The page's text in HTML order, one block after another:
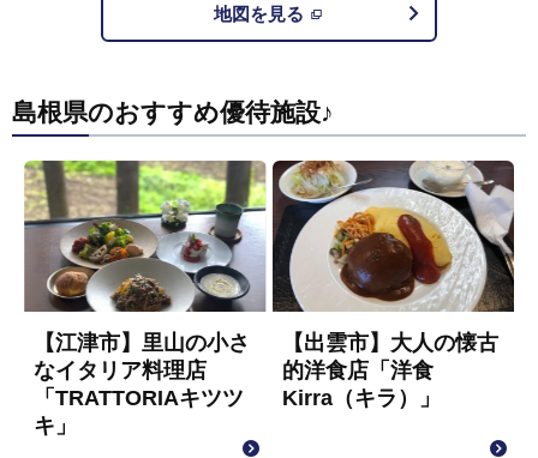
地図を見る
島根県のおすすめ優待施設♪
【江津市】里山の小さ
なイタリア料理店
「TRATTORIAキツツ
キ」
【出雲市】大人の懐古
的洋食店「洋食
Kirra（キラ）」